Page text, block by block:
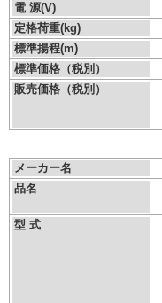
電 源(V)
定格荷重(kg)
標準揚程(m)
標準価格（税別）
販売価格（税別）
メーカー名
品名
型 式